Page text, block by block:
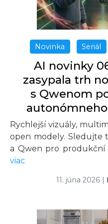
Novinka Seriál
AI novinky
zasypala trh
s Qwenom
Rychlejší vizuály,
open modely. Sledujte
a Qwen pro produkční
viac
11. júna 2026